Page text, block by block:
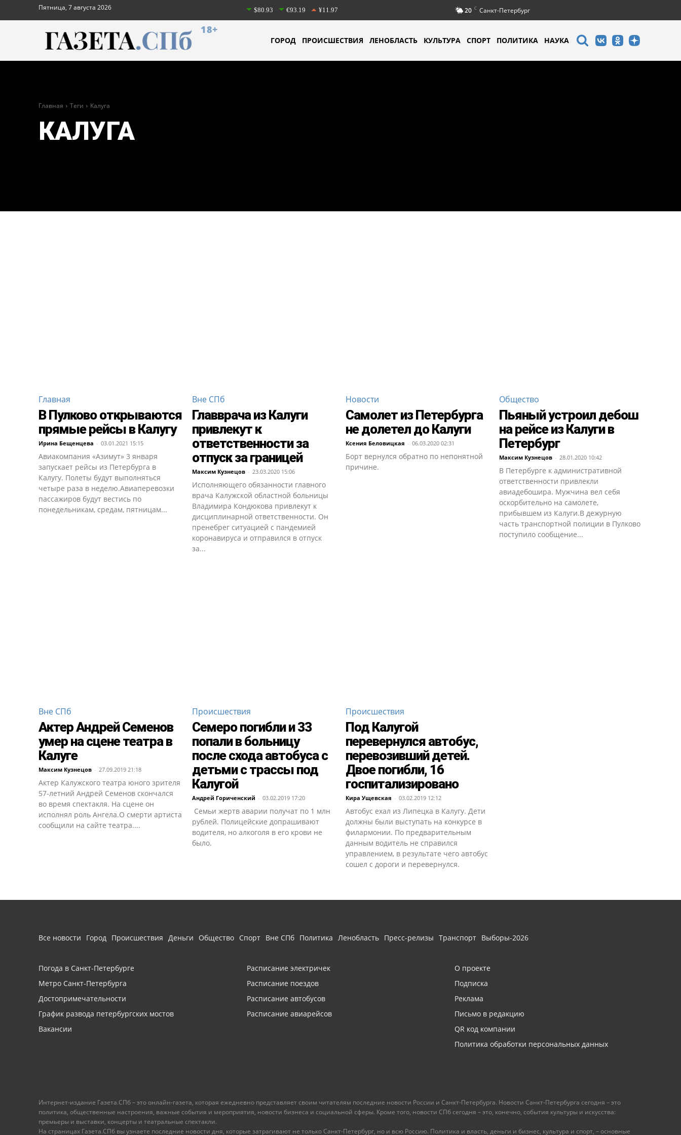
Пятница, 7 августа 2026 $80.93 €93.19 ¥11.97 20 C Санкт-Петербург
18+
ГОРОД ПРОИСШЕСТВИЯ ЛЕНОБЛАСТЬ КУЛЬТУРА СПОРТ ПОЛИТИКА НАУКА
Главная Теги Калуга
КАЛУГА
Главная
В Пулково открываются
прямые рейсы в Калугу
Ирина Бещенцева - 03.01.2021 15:15
Авиакомпания «Азимут» 3 января
запускает рейсы из Петербурга в
Калугу. Полеты будут выполняться
четыре раза в неделю.Авиаперевозки
пассажиров будут вестись по
понедельникам, средам, пятницам...
Вне СПб
Главврача из Калуги
привлекут к
ответственности за
отпуск за границей
Максим Кузнецов - 23.03.2020 15:06
Исполняющего обязанности главного
врача Калужской областной больницы
Владимира Кондюкова привлекут к
дисциплинарной ответственности. Он
пренебрег ситуацией с пандемией
коронавируса и отправился в отпуск
за...
Новости
Самолет из Петербурга
не долетел до Калуги
Ксения Беловицкая - 06.03.2020 02:31
Борт вернулся обратно по непонятной
причине.
Общество
Пьяный устроил дебош
на рейсе из Калуги в
Петербург
Максим Кузнецов - 28.01.2020 10:42
В Петербурге к административной
ответственности привлекли
авиадебошира. Мужчина вел себя
оскорбительно на самолете,
прибывшем из Калуги.В дежурную
часть транспортной полиции в Пулково
поступило сообщение...
Вне СПб
Актер Андрей Семенов
умер на сцене театра в
Калуге
Максим Кузнецов - 27.09.2019 21:18
Актер Калужского театра юного зрителя
57-летний Андрей Семенов скончался
во время спектакля. На сцене он
исполнял роль Ангела.О смерти артиста
сообщили на сайте театра....
Происшествия
Семеро погибли и 33
попали в больницу
после схода автобуса с
детьми с трассы под
Калугой
Андрей Гориченcкий - 03.02.2019 17:20
Семьи жертв аварии получат по 1 млн
рублей. Полицейские допрашивают
водителя, но алкоголя в его крови не
было.
Происшествия
Под Калугой
перевернулся автобус,
перевозивший детей.
Двое погибли, 16
госпитализировано
Кира Ущевская - 03.02.2019 12:12
Автобус ехал из Липецка в Калугу. Дети
должны были выступать на конкурсе в
филармонии. По предварительным
данным водитель не справился
управлением, в результате чего автобус
сошел с дороги и перевернулся.
Все новости Город Происшествия Деньги Общество Спорт Вне СПб Политика Ленобласть Пресс-релизы Транспорт Выборы-2026
Погода в Санкт-Петербурге
Метро Санкт-Петербурга
Достопримечательности
График развода петербургских мостов
Вакансии
Расписание электричек
Расписание поездов
Расписание автобусов
Расписание авиарейсов
О проекте
Подписка
Реклама
Письмо в редакцию
QR код компании
Политика обработки персональных данных
Интернет-издание Газета.СПб – это онлайн-газета, которая ежедневно представляет своим читателям последние новости России и Санкт-Петербурга. Новости Санкт-Петербурга сегодня – это
политика, общественные настроения, важные события и мероприятия, новости бизнеса и социальной сферы. Кроме того, новости СПб сегодня – это, конечно, события культуры и искусства:
премьеры и выставки, концерты и театральные спектакли.
На страницах Газета.СПб вы узнаете последние новости дня, которые затрагивают не только Санкт-Петербург, но и всю Россию. Политика и власть, деньги и бизнес, культура и спорт, – основные